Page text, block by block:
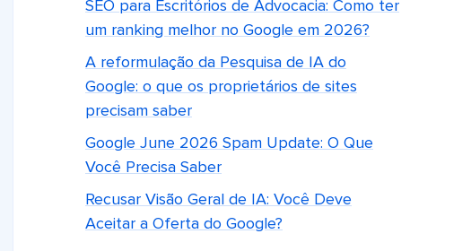
SEO para Escritórios de Advocacia: Como ter
um ranking melhor no Google em 2026?
A reformulação da Pesquisa de IA do
Google: o que os proprietários de sites
precisam saber
Google June 2026 Spam Update: O Que
Você Precisa Saber
Recusar Visão Geral de IA: Você Deve
Aceitar a Oferta do Google?